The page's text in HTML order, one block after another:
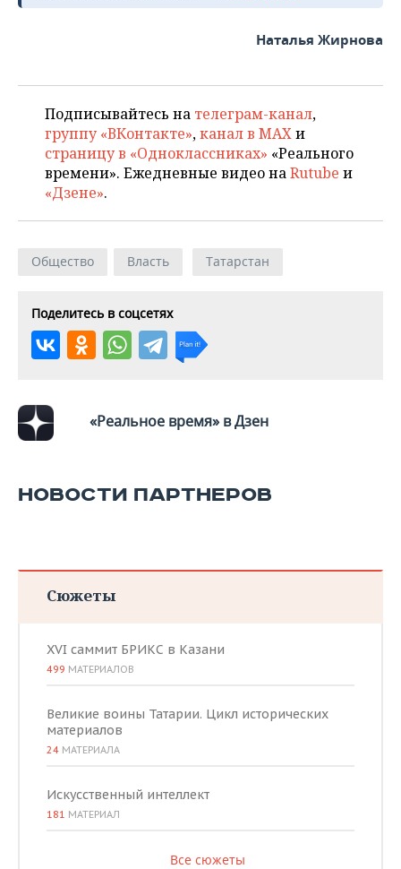
Наталья Жирнова
Подписывайтесь на телеграм-канал,
группу «ВКонтакте»,канал в MAXи
страницу в «Одноклассниках» «Реального
времени». Ежедневные видео наRutube и
«Дзене».
Общество Власть Татарстан
Поделитесь в соцсетях
«Реальное время» в Дзен
НОВОСТИ ПАРТНЕРОВ
Сюжеты
XVI саммит БРИКС в Казани
499 МАТЕРИАЛОВ
Великие воины Татарии. Цикл исторических
материалов
24 МАТЕРИАЛА
Искусственный интеллект
181 МАТЕРИАЛ
Все сюжеты